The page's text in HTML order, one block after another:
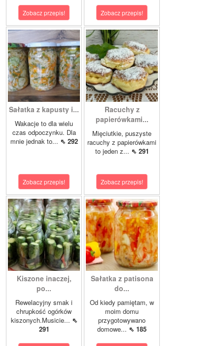
Zobacz przepis! Zobacz przepis!
Sałatka z kapusty i...
Wakacje to dla wielu
czas odpoczynku. Dla
mnie jednak to... ⇖ 292
Zobacz przepis!
Racuchy z
papierówkami...
Mięciutkie, puszyste
racuchy z papierówkami
to jeden z... ⇖ 291
Zobacz przepis!
Kiszone inaczej,
po...
Rewelacyjny smak i
chrupkość ogórków
kiszonych.Musicie... ⇖
291
Sałatka z patisona
do...
Od kiedy pamiętam, w
moim domu
przygotowywano
domowe... ⇖ 185